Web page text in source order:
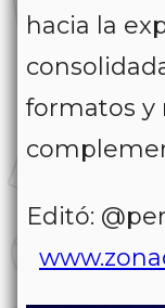
hacia la
formatos y
Editó: